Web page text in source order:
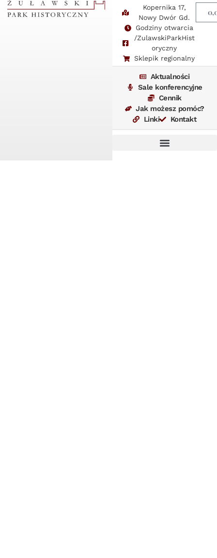
Kopernika 17,
Nowy Dwór Gd.
Godziny otwarcia
/ZulawskiParkHist
oryczny
Sklepik regionalny
Aktualności
Sale konferencyjne
Cennik
Jak możesz pomóc?
Linki
Kontakt